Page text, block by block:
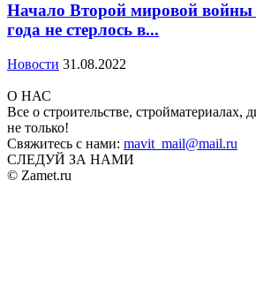
Начало Второй мировой войны
года не стерлось в...
Новости 31.08.2022
О НАС
Все о строительстве, стройматериалах,
не только!
Свяжитесь с нами: mavit_mail@mail.ru
СЛЕДУЙ ЗА НАМИ
© Zamet.ru